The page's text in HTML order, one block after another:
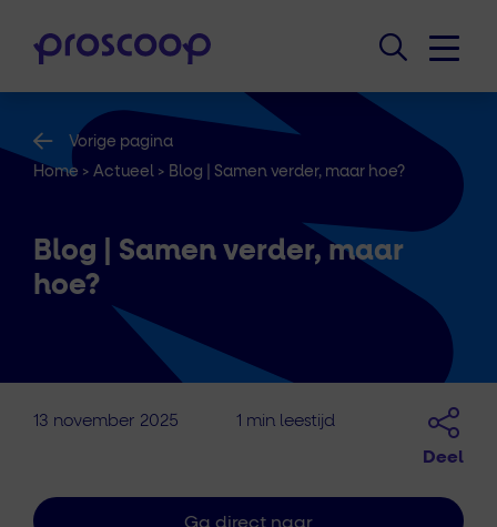
Vorige pagina
Home > Actueel > Blog | Samen verder, maar hoe?
Blog | Samen verder, maar
hoe?
13 november 2025 1 min leestijd
Deel